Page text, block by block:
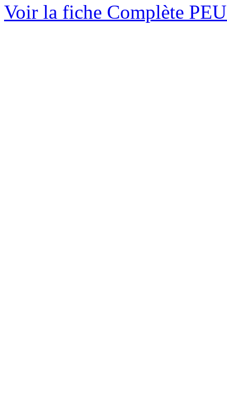
Voir la fiche Complète